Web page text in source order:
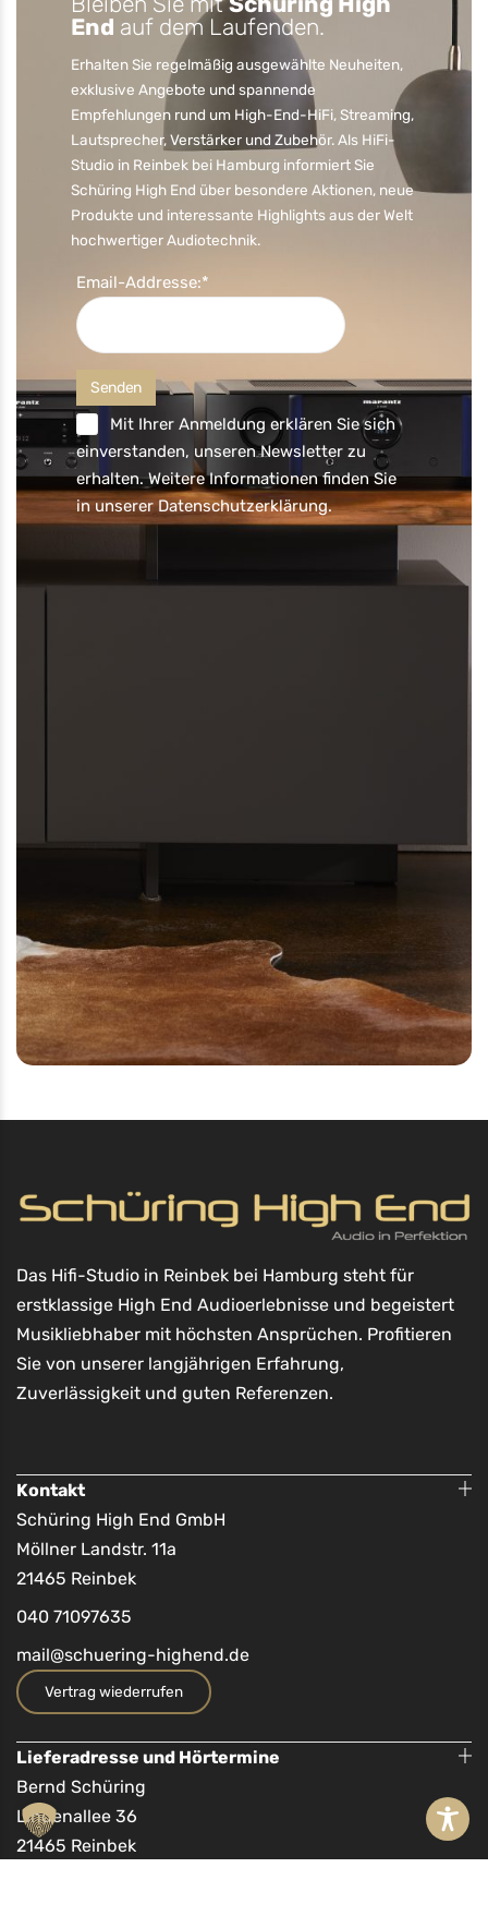
End auf dem Laufenden.
Erhalten Sie regelmäßig ausgewählte Neuheiten,
exklusive Angebote und spannende
Empfehlungen rund um High-End-HiFi, Streaming,
Lautsprecher, Verstärker und Zubehör. Als HiFi-
Studio in Reinbek bei Hamburg informiert Sie
Schüring High End über besondere Aktionen, neue
Produkte und interessante Highlights aus der Welt
hochwertiger Audiotechnik.
Email-Addresse:*
Mit Ihrer Anmeldung erklären Sie sich
einverstanden, unseren Newsletter zu
erhalten. Weitere Informationen finden Sie
in unsererDatenschutzerklärung.
Das Hifi-Studio in Reinbek bei Hamburg steht für
erstklassige High End Audioerlebnisse und begeistert
Musikliebhaber mit höchsten Ansprüchen. Profitieren
Sie von unserer langjährigen Erfahrung,
Zuverlässigkeit und guten Referenzen.
Kontakt
Schüring High End GmbH
Möllner Landstr. 11a
21465 Reinbek
040 71097635
mail@schuering-highend.de
Vertrag wiederrufen
Lieferadresse und Hörtermine
Bernd Schüring
Lindenallee 36
21465 Reinbek